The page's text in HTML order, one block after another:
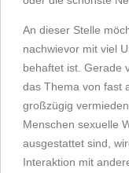
An dieser Stelle
nachwievor mit viel
behaftet ist. Gerade
das Thema von fast
großzügig
Menschen sexuelle
ausgestattet sind,
Interaktion mit